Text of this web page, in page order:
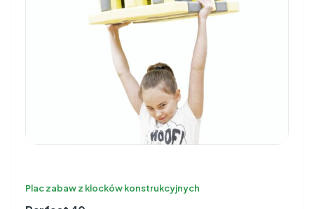
Plac zabaw z klocków konstrukcyjnych